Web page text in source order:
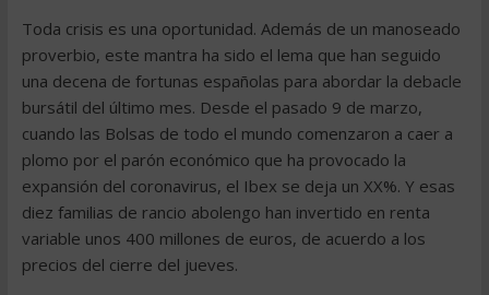
Toda crisis es una oportunidad. Además de un manoseado
proverbio, este mantra ha sido el lema que han seguido
una decena de fortunas españolas para abordar la debacle
bursátil del último mes. Desde el pasado 9 de marzo,
cuando las Bolsas de todo el mundo comenzaron a caer a
plomo por el parón económico que ha provocado la
expansión del coronavirus, el Ibex se deja un XX%. Y esas
diez familias de rancio abolengo han invertido en renta
variable unos 400 millones de euros, de acuerdo a los
precios del cierre del jueves.